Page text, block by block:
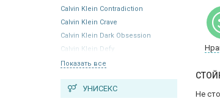
Calvin Klein Contradiction
Calvin Klein Crave
Calvin Klein Dark Obsession
Calvin Klein Defy
Показать все
УНИСЕКС
Не